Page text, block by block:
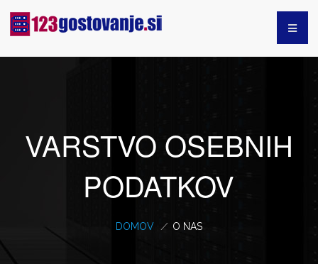
VARSTVO OSEBNIH
PODATKOV
DOMOV / O NAS